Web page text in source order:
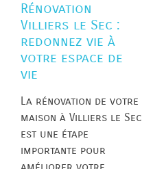
Rénovation
Villiers le Sec :
redonnez vie à
votre espace de
vie
La rénovation de votre
maison à Villiers le Sec
est une étape
importante pour